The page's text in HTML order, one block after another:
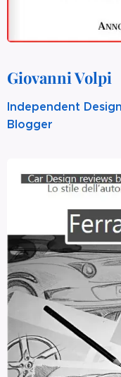
Giovanni Volpi
Independent
Blogger